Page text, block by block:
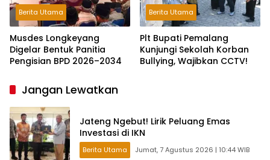
Berita Utama
Musdes Longkeyang
Digelar Bentuk Panitia
Pengisian BPD 2026–2034
Berita Utama
Plt Bupati Pemalang
Kunjungi Sekolah Korban
Bullying, Wajibkan CCTV!
Jangan Lewatkan
Jateng Ngebut! Lirik Peluang Emas
Investasi di IKN
Berita Utama Jumat, 7 Agustus 2026 | 10:44 WIB